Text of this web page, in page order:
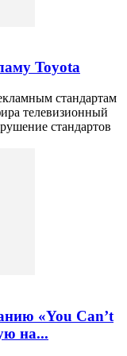
Toyota
стандартам
телевизионный
стандартов
«You Can’t
на...